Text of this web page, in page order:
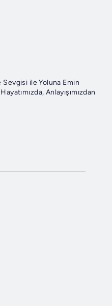
Sevgisi ile Yoluna Emin
Anlayışımızdan